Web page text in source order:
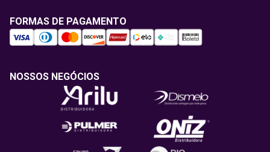
FORMAS DE PAGAMENTO
NOSSOS NEGÓCIOS